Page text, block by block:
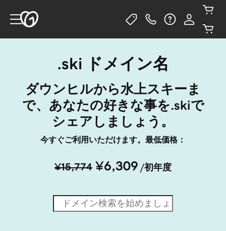
.ski ドメイン名
ダウンヒルから水上スキーま
で、あなたの好きな事を.skiで
シェアしましょう。
今すぐご利用いただけます。最低価格：
¥15,774 ¥6,309 /初年度